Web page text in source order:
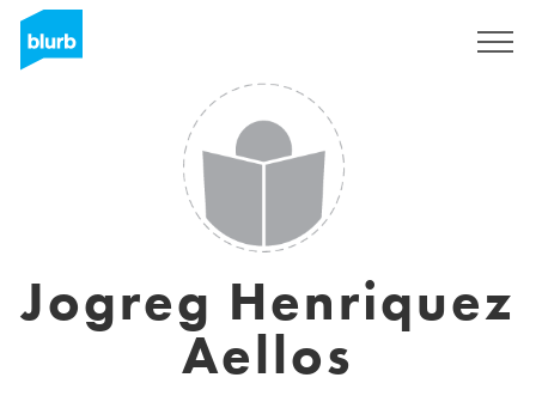
Jogreg Henriquez
Aellos